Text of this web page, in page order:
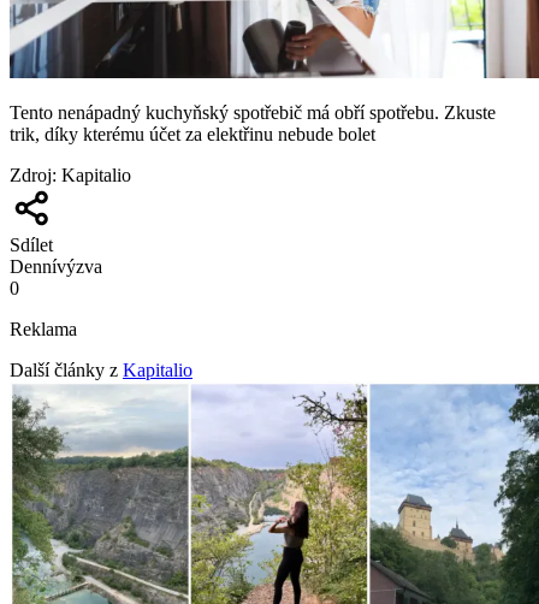
Tento nenápadný kuchyňský spotřebič má obří spotřebu. Zkuste
trik, díky kterému účet za elektřinu nebude bolet
Zdroj: Kapitalio
Sdílet
Dennívýzva
0
Reklama
Další články z Kapitalio